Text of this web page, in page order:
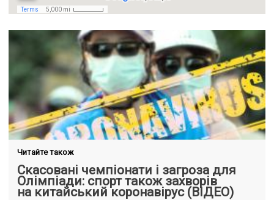
Читайте також
Скасовані чемпіонати і загроза для
Олімпіади: спорт також захворів
на китайський коронавірус (ВІДЕО)